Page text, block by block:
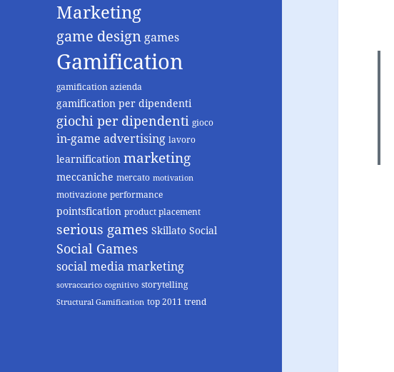
Marketing
game design games
Gamification
gamification azienda
gamification per dipendenti
giochi per dipendenti gioco
in-game advertising lavoro
learnification marketing
meccaniche mercato motivation
motivazione performance
pointsfication product placement
serious games Skillato Social
Social Games
social media marketing
sovraccarico cognitivo storytelling
Structural Gamification top 2011 trend